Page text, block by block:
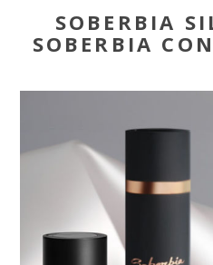
SOBERBIA
SOBERBIA